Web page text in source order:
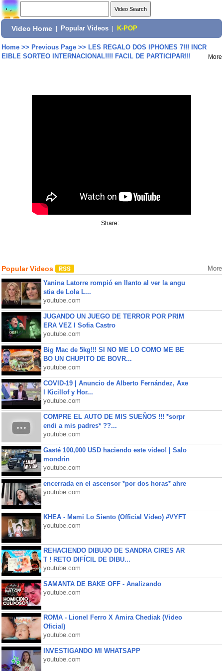
Video Home Popular Videos K-POP
Home>> Previous Page>> LES REGALO DOS IPHONES 7!!! INCR
EIBLE SORTEO INTERNACIONAL!!!! FACIL DE PARTICIPAR!!!
More
Share:
Popular Videos More
Yanina Latorre rompió en llanto al ver la angu
stia de Lola L...
youtube.com
JUGANDO UN JUEGO DE TERROR POR PRIM
ERA VEZ l Sofia Castro
youtube.com
Big Mac de 5kg!!! SI NO ME LO COMO ME BE
BO UN CHUPITO DE BOVR...
youtube.com
COVID-19 | Anuncio de Alberto Fernández, Axe
l Kicillof y Hor...
youtube.com
COMPRE EL AUTO DE MIS SUEÑOS !!! *sorpr
endi a mis padres* ??...
youtube.com
Gasté 100,000 USD haciendo este video! | Salo
mondrin
youtube.com
encerrada en el ascensor *por dos horas* ahre
youtube.com
KHEA - Mami Lo Siento (Official Video) #VYFT
youtube.com
REHACIENDO DIBUJO DE SANDRA CIRES AR
T ! RETO DIFÍCIL DE DIBU...
youtube.com
SAMANTA DE BAKE OFF - Analizando
youtube.com
ROMA - Lionel Ferro X Amira Chediak (Video
Oficial)
youtube.com
INVESTIGANDO MI WHATSAPP
youtube.com